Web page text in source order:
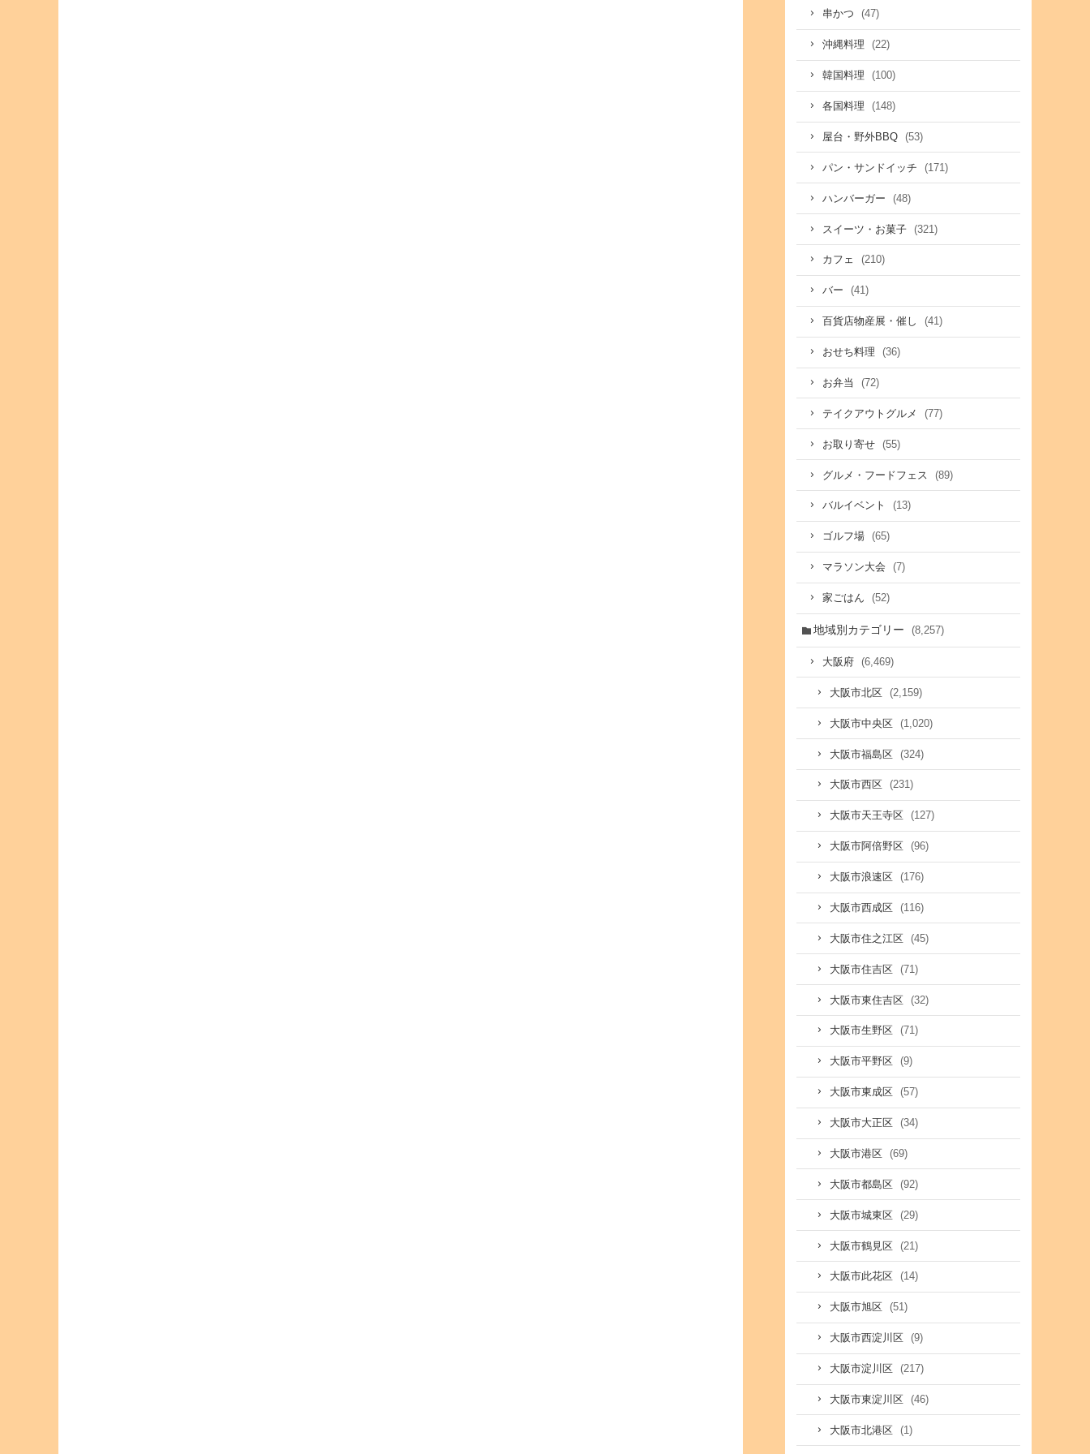
串かつ (47)
沖縄料理 (22)
韓国料理 (100)
各国料理 (148)
屋台・野外BBQ (53)
パン・サンドイッチ (171)
ハンバーガー (48)
スイーツ・お菓子 (321)
カフェ (210)
バー (41)
百貨店物産展・催し (41)
おせち料理 (36)
お弁当 (72)
テイクアウトグルメ (77)
お取り寄せ (55)
グルメ・フードフェス (89)
バルイベント (13)
ゴルフ場 (65)
マラソン大会 (7)
家ごはん (52)
地域別カテゴリー (8,257)
大阪府 (6,469)
大阪市北区 (2,159)
大阪市中央区 (1,020)
大阪市福島区 (324)
大阪市西区 (231)
大阪市天王寺区 (127)
大阪市阿倍野区 (96)
大阪市浪速区 (176)
大阪市西成区 (116)
大阪市住之江区 (45)
大阪市住吉区 (71)
大阪市東住吉区 (32)
大阪市生野区 (71)
大阪市平野区 (9)
大阪市東成区 (57)
大阪市大正区 (34)
大阪市港区 (69)
大阪市都島区 (92)
大阪市城東区 (29)
大阪市鶴見区 (21)
大阪市此花区 (14)
大阪市旭区 (51)
大阪市西淀川区 (9)
大阪市淀川区 (217)
大阪市東淀川区 (46)
大阪市北港区 (1)